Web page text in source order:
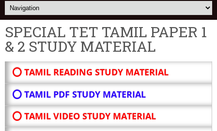
SPECIAL TET TAMIL PAPER 1
& 2 STUDY MATERIAL
⭕ TAMIL READING STUDY MATERIAL
⭕ TAMIL PDF STUDY MATERIAL
⭕ TAMIL VIDEO STUDY MATERIAL